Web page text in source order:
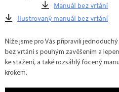
Manuál bez vrtání
Ilustrovaný manuál bez vrtání
Níže jsme pro Vás připravili
bez vrtání s pouhým zavěšením a
ke stažení, a také rozsáhlý focený
krokem.